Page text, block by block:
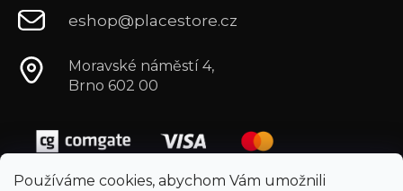
Používáme cookies, abychom Vám umožnili
eshop@placestore.cz
Moravské náměstí 4,
Brno 602 00